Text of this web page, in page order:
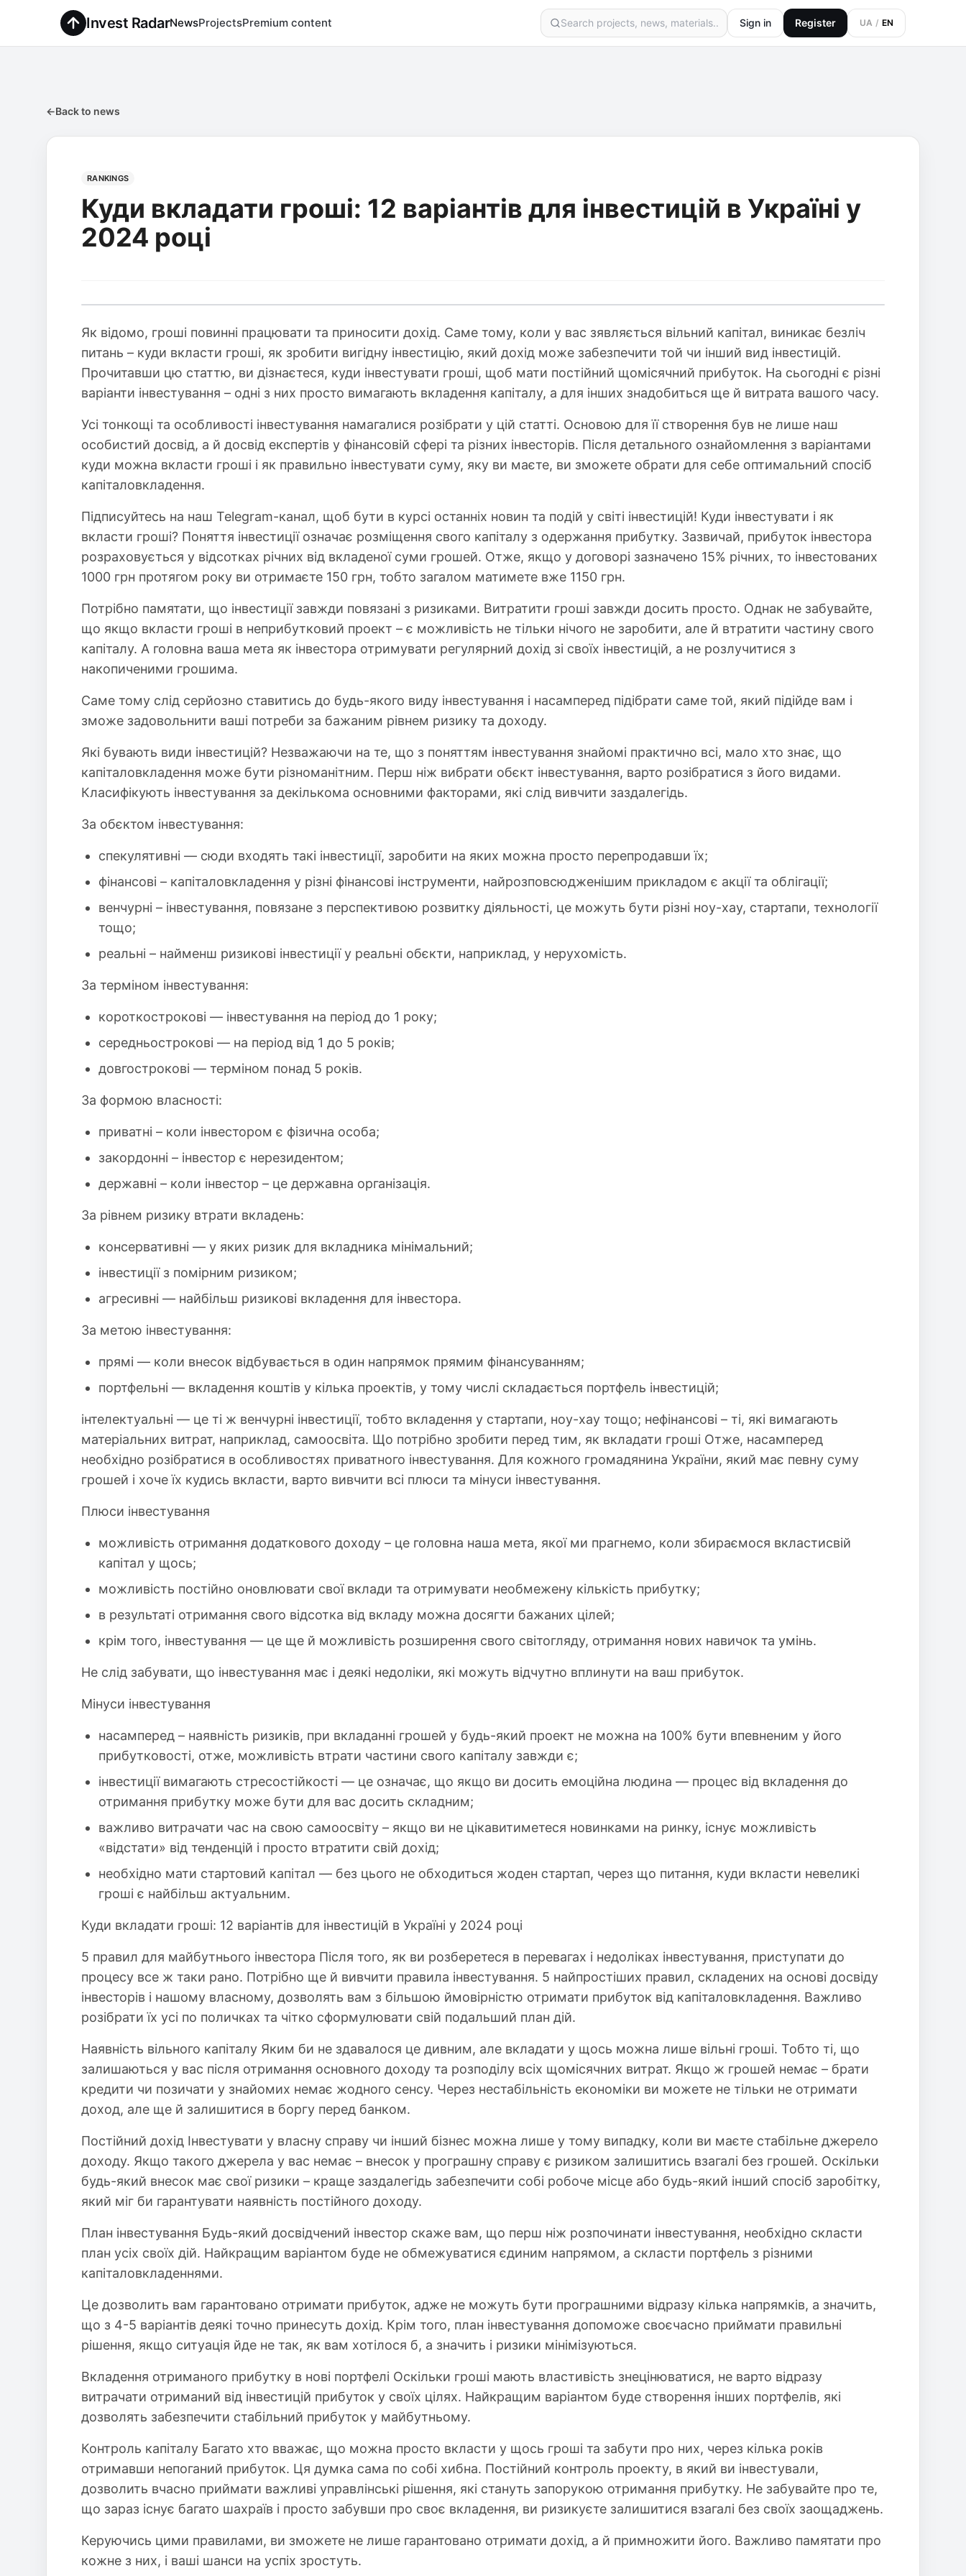
Invest RadarNewsProjectsPremium content Sign in Register UA / EN
←Back to news
RANKINGS
Куди вкладати гроші: 12 варіантів для інвестицій в Україні у
2024 році
Як відомо, гроші повинні працювати та приносити дохід. Саме тому, коли у вас зявляється вільний капітал, виникає безліч
питань – куди вкласти гроші, як зробити вигідну інвестицію, який дохід може забезпечити той чи інший вид інвестицій.
Прочитавши цю статтю, ви дізнаєтеся, куди інвестувати гроші, щоб мати постійний щомісячний прибуток. На сьогодні є різні
варіанти інвестування – одні з них просто вимагають вкладення капіталу, а для інших знадобиться ще й витрата вашого часу.
Усі тонкощі та особливості інвестування намагалися розібрати у цій статті. Основою для її створення був не лише наш
особистий досвід, а й досвід експертів у фінансовій сфері та різних інвесторів. Після детального ознайомлення з варіантами
куди можна вкласти гроші і як правильно інвестувати суму, яку ви маєте, ви зможете обрати для себе оптимальний спосіб
капіталовкладення.
Підписуйтесь на наш Telegram-канал, щоб бути в курсі останніх новин та подій у світі інвестицій! Куди інвестувати і як
вкласти гроші? Поняття інвестиції означає розміщення свого капіталу з одержання прибутку. Зазвичай, прибуток інвестора
розраховується у відсотках річних від вкладеної суми грошей. Отже, якщо у договорі зазначено 15% річних, то інвестованих
1000 грн протягом року ви отримаєте 150 грн, тобто загалом матимете вже 1150 грн.
Потрібно памятати, що інвестиції завжди повязані з ризиками. Витратити гроші завжди досить просто. Однак не забувайте,
що якщо вкласти гроші в неприбутковий проект – є можливість не тільки нічого не заробити, але й втратити частину свого
капіталу. А головна ваша мета як інвестора отримувати регулярний дохід зі своїх інвестицій, а не розлучитися з
накопиченими грошима.
Саме тому слід серйозно ставитись до будь-якого виду інвестування і насамперед підібрати саме той, який підійде вам і
зможе задовольнити ваші потреби за бажаним рівнем ризику та доходу.
Які бувають види інвестицій? Незважаючи на те, що з поняттям інвестування знайомі практично всі, мало хто знає, що
капіталовкладення може бути різноманітним. Перш ніж вибрати обєкт інвестування, варто розібратися з його видами.
Класифікують інвестування за декількома основними факторами, які слід вивчити заздалегідь.
За обєктом інвестування:
спекулятивні — сюди входять такі інвестиції, заробити на яких можна просто перепродавши їх;
фінансові – капіталовкладення у різні фінансові інструменти, найрозповсюдженішим прикладом є акції та облігації;
венчурні – інвестування, повязане з перспективою розвитку діяльності, це можуть бути різні ноу-хау, стартапи, технології
тощо;
реальні – найменш ризикові інвестиції у реальні обєкти, наприклад, у нерухомість.
За терміном інвестування:
короткострокові — інвестування на період до 1 року;
середньострокові — на період від 1 до 5 років;
довгострокові — терміном понад 5 років.
За формою власності:
приватні – коли інвестором є фізична особа;
закордонні – інвестор є нерезидентом;
державні – коли інвестор – це державна організація.
За рівнем ризику втрати вкладень:
консервативні — у яких ризик для вкладника мінімальний;
інвестиції з помірним ризиком;
агресивні — найбільш ризикові вкладення для інвестора.
За метою інвестування:
прямі — коли внесок відбувається в один напрямок прямим фінансуванням;
портфельні — вкладення коштів у кілька проектів, у тому числі складається портфель інвестицій;
інтелектуальні — це ті ж венчурні інвестиції, тобто вкладення у стартапи, ноу-хау тощо; нефінансові – ті, які вимагають
матеріальних витрат, наприклад, самоосвіта. Що потрібно зробити перед тим, як вкладати гроші Отже, насамперед
необхідно розібратися в особливостях приватного інвестування. Для кожного громадянина України, який має певну суму
грошей і хоче їх кудись вкласти, варто вивчити всі плюси та мінуси інвестування.
Плюси інвестування
можливість отримання додаткового доходу – це головна наша мета, якої ми прагнемо, коли збираємося вкластисвій
капітал у щось;
можливість постійно оновлювати свої вклади та отримувати необмежену кількість прибутку;
в результаті отримання свого відсотка від вкладу можна досягти бажаних цілей;
крім того, інвестування — це ще й можливість розширення свого світогляду, отримання нових навичок та умінь.
Не слід забувати, що інвестування має і деякі недоліки, які можуть відчутно вплинути на ваш прибуток.
Мінуси інвестування
насамперед – наявність ризиків, при вкладанні грошей у будь-який проект не можна на 100% бути впевненим у його
прибутковості, отже, можливість втрати частини свого капіталу завжди є;
інвестиції вимагають стресостійкості — це означає, що якщо ви досить емоційна людина — процес від вкладення до
отримання прибутку може бути для вас досить складним;
важливо витрачати час на свою самоосвіту – якщо ви не цікавитиметеся новинками на ринку, існує можливість
«відстати» від тенденцій і просто втратити свій дохід;
необхідно мати стартовий капітал — без цього не обходиться жоден стартап, через що питання, куди вкласти невеликі
гроші є найбільш актуальним.
Куди вкладати гроші: 12 варіантів для інвестицій в Україні у 2024 році
5 правил для майбутнього інвестора Після того, як ви розберетеся в перевагах і недоліках інвестування, приступати до
процесу все ж таки рано. Потрібно ще й вивчити правила інвестування. 5 найпростіших правил, складених на основі досвіду
інвесторів і нашому власному, дозволять вам з більшою ймовірністю отримати прибуток від капіталовкладення. Важливо
розібрати їх усі по поличках та чітко сформулювати свій подальший план дій.
Наявність вільного капіталу Яким би не здавалося це дивним, але вкладати у щось можна лише вільні гроші. Тобто ті, що
залишаються у вас після отримання основного доходу та розподілу всіх щомісячних витрат. Якщо ж грошей немає – брати
кредити чи позичати у знайомих немає жодного сенсу. Через нестабільність економіки ви можете не тільки не отримати
доход, але ще й залишитися в боргу перед банком.
Постійний дохід Інвестувати у власну справу чи інший бізнес можна лише у тому випадку, коли ви маєте стабільне джерело
доходу. Якщо такого джерела у вас немає – внесок у програшну справу є ризиком залишитись взагалі без грошей. Оскільки
будь-який внесок має свої ризики – краще заздалегідь забезпечити собі робоче місце або будь-який інший спосіб заробітку,
який міг би гарантувати наявність постійного доходу.
План інвестування Будь-який досвідчений інвестор скаже вам, що перш ніж розпочинати інвестування, необхідно скласти
план усіх своїх дій. Найкращим варіантом буде не обмежуватися єдиним напрямом, а скласти портфель з різними
капіталовкладеннями.
Це дозволить вам гарантовано отримати прибуток, адже не можуть бути програшними відразу кілька напрямків, а значить,
що з 4-5 варіантів деякі точно принесуть дохід. Крім того, план інвестування допоможе своєчасно приймати правильні
рішення, якщо ситуація йде не так, як вам хотілося б, а значить і ризики мінімізуються.
Вкладення отриманого прибутку в нові портфелі Оскільки гроші мають властивість знецінюватися, не варто відразу
витрачати отриманий від інвестицій прибуток у своїх цілях. Найкращим варіантом буде створення інших портфелів, які
дозволять забезпечити стабільний прибуток у майбутньому.
Контроль капіталу Багато хто вважає, що можна просто вкласти у щось гроші та забути про них, через кілька років
отримавши непоганий прибуток. Ця думка сама по собі хибна. Постійний контроль проекту, в який ви інвестували,
дозволить вчасно приймати важливі управлінські рішення, які стануть запорукою отримання прибутку. Не забувайте про те,
що зараз існує багато шахраїв і просто забувши про своє вкладення, ви ризикуєте залишитися взагалі без своїх заощаджень.
Керуючись цими правилами, ви зможете не лише гарантовано отримати дохід, а й примножити його. Важливо памятати про
кожне з них, і ваші шанси на успіх зростуть.